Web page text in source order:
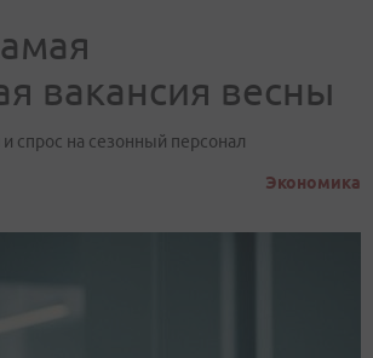
вакансия весны
спрос на сезонный персонал
Экономика